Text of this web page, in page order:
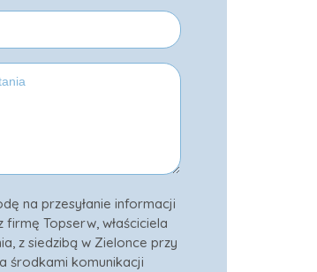
na przesyłanie informacji
Topserw, właściciela
z siedzibą w Zielonce przy
środkami komunikacji